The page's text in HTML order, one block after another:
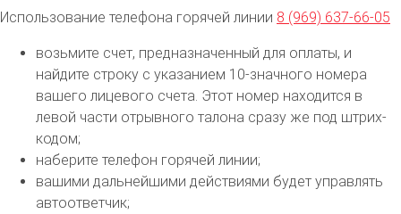
Использование телефона горячей линии 8 (969) 637-66-05
возьмите счет, предназначенный для оплаты, и
найдите строку с указанием 10-значного номера
вашего лицевого счета. Этот номер находится в
левой части отрывного талона сразу же под штрих-
кодом;
наберите телефон горячей линии;
вашими дальнейшими действиями будет управлять
автоответчик;